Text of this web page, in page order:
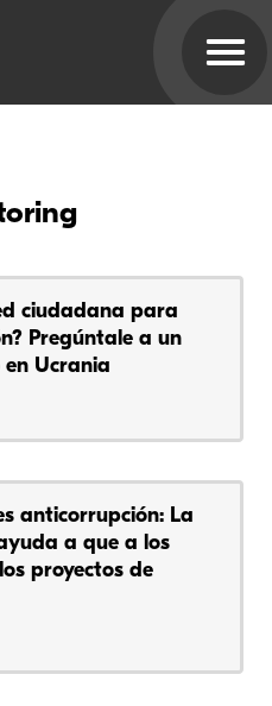
ciudadana para
Pregúntale a un
Ucrania
anticorrupción: La
a que a los
proyectos de